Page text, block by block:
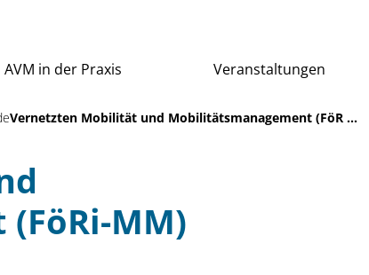
AVM in der Praxis Veranstaltungen
Vernetzten Mobilität und Mobilitätsmanagement (FöR ...
MM)